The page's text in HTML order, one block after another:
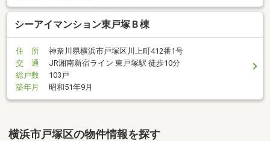
シーアイマンション東戸塚Ｂ棟
住 所
神奈川県横浜市戸塚区川上町412番1号
交 通
JR湘南新宿ライン 東戸塚駅 徒歩10分
総戸数
103戸
築年月
昭和51年9月
横浜市戸塚区の物件情報を探す